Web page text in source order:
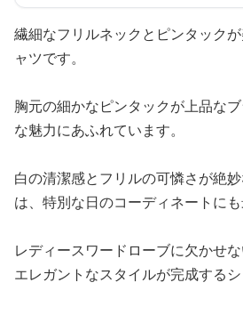
繊細なフリルネックとピンタック
ャツです。
胸元の細かなピンタックが上品な
な魅力にあふれています。
白の清潔感とフリルの可憐さが絶
は、特別な日のコーディネートにも
レディースワードローブに欠かせ
エレガントなスタイルが完成するシ